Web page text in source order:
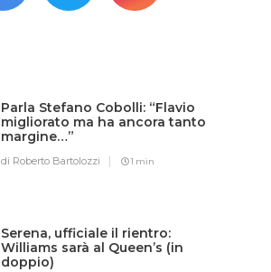
Parla Stefano Cobolli: “Flavio
migliorato ma ha ancora tanto
margine…”
di Roberto Bartolozzi 1 min
Serena, ufficiale il rientro:
Williams sarà al Queen’s (in
doppio)